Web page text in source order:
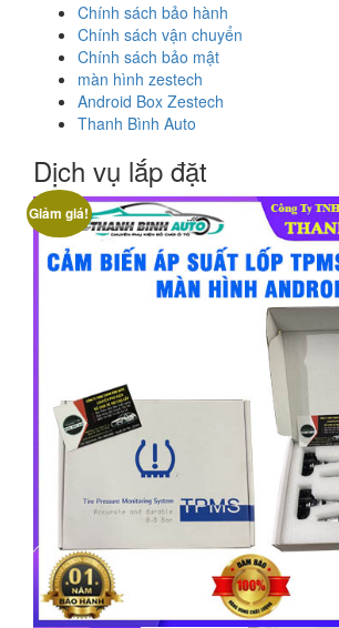
Chính sách bảo hành
Chính sách vận chuyển
Chính sách bảo mật
màn hình zestech
Android Box Zestech
Thanh Bình Auto
Dịch vụ lắp đặt
Giảm giá!